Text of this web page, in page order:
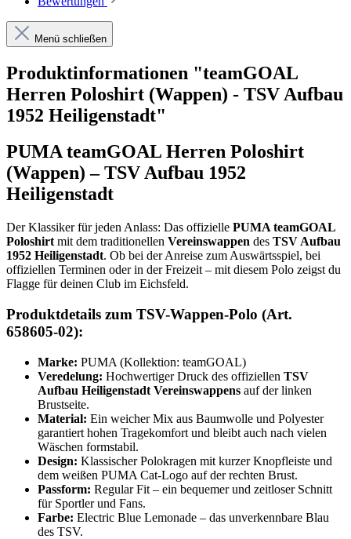
Menü schließen
Produktinformationen "teamGOAL
Herren Poloshirt (Wappen) - TSV Aufbau
1952 Heiligenstadt"
PUMA teamGOAL Herren Poloshirt
(Wappen) – TSV Aufbau 1952
Heiligenstadt
Der Klassiker für jeden Anlass: Das offizielle PUMA teamGOAL
Poloshirt mit dem traditionellen Vereinswappen des TSV Aufbau
1952 Heiligenstadt. Ob bei der Anreise zum Auswärtsspiel, bei
offiziellen Terminen oder in der Freizeit – mit diesem Polo zeigst du
Flagge für deinen Club im Eichsfeld.
Produktdetails zum TSV-Wappen-Polo (Art.
658605-02):
Marke: PUMA (Kollektion: teamGOAL)
Veredelung: Hochwertiger Druck des offiziellen TSV
Aufbau Heiligenstadt Vereinswappens auf der linken
Brustseite.
Material: Ein weicher Mix aus Baumwolle und Polyester
garantiert hohen Tragekomfort und bleibt auch nach vielen
Wäschen formstabil.
Design: Klassischer Polokragen mit kurzer Knopfleiste und
dem weißen PUMA Cat-Logo auf der rechten Brust.
Passform: Regular Fit – ein bequemer und zeitloser Schnitt
für Sportler und Fans.
Farbe: Electric Blue Lemonade – das unverkennbare Blau
des TSV.